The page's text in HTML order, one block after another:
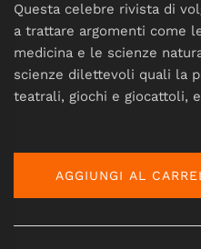
Questa celebre rivista di
a trattare argomenti come
medicina e le scienze
scienze dilettevoli quali la
teatrali, giochi e giocattoli,
AGGIUNGI AL